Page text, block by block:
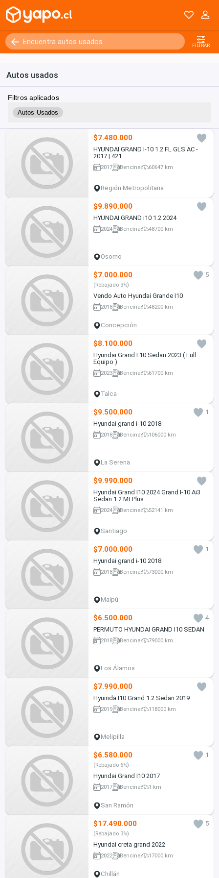
FILTRAR
Autos usados
Filtros aplicados
Autos Usados
$7.480.000
HYUNDAI GRAND I-10 1.2 FL GLS AC -
2017 | 421
2017 Bencina 60647 km
Región Metropolitana
$9.890.000
HYUNDAI GRAND i10 1.2 2024
2024 Bencina 48700 km
Osorno
$7.000.000 5
(Rebajado 3%)
Vendo Auto Hyundai Grande I10
2018 Bencina 48200 km
Concepción
$8.100.000
Hyundai Grand I 10 Sedan 2023 ( Full
Equipo )
2023 Bencina 61700 km
Talca
$9.500.000
1
Hyundai grand i-10 2018
2018 Bencina 106000 km
La Serena
$9.990.000
Hyundai Grand I10 2024 Grand I-10 Ai3
Sedan 1.2 Mt Plus
2024 Bencina 52141 km
Santiago
$7.000.000
1
Hyundai grand i-10 2018
2018 Bencina 73000 km
Maipú
$6.500.000
4
PERMUTO HYUNDAI GRAND I10 SEDAN
2018 Bencina 79000 km
Los Álamos
$7.990.000
Hyuinda I10 Grand 1.2 Sedan 2019
2019 Bencina 118000 km
Melipilla
$6.580.000 1
(Rebajado 6%)
Hyundai Grand I10 2017
2017 Bencina 1 km
San Ramón
$17.490.000 5
(Rebajado 3%)
Hyundai creta grand 2022
2022 Bencina 17000 km
Chillán